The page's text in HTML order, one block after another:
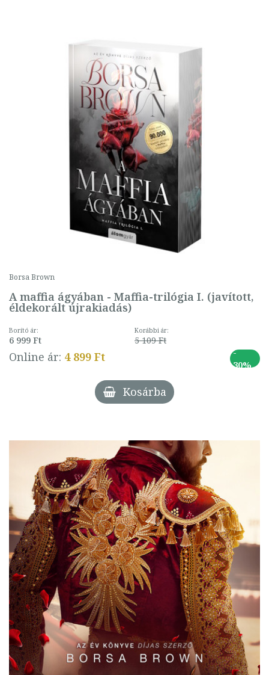
Borsa Brown
A maffia ágyában - Maffia-trilógia I. (javított,
éldekorált újrakiadás)
Borító ár:
6 999 Ft
Korábbi ár:
5 109 Ft
Online ár: 4 899 Ft
-
30%
Kosárba